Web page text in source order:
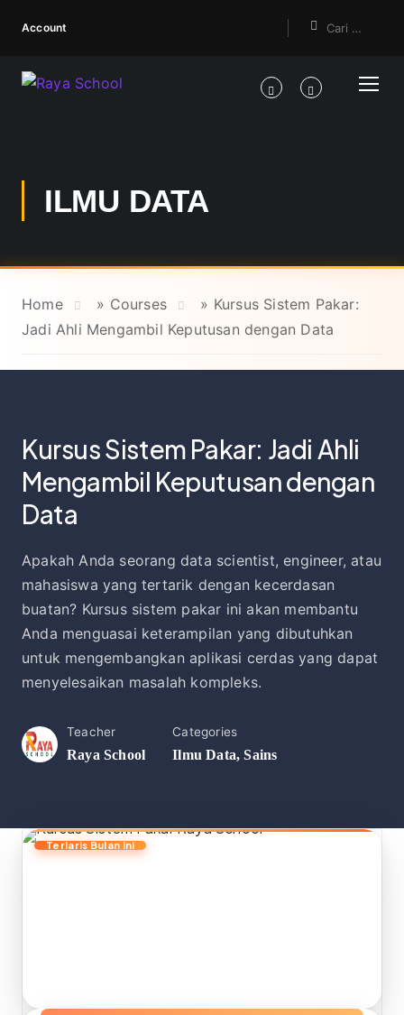
Account
ILMU DATA
Home » Courses » Kursus Sistem Pakar:
Jadi Ahli Mengambil Keputusan dengan Data
Kursus Sistem Pakar: Jadi Ahli
Mengambil Keputusan dengan
Data
Apakah Anda seorang data scientist, engineer, atau
mahasiswa yang tertarik dengan kecerdasan
buatan? Kursus sistem pakar ini akan membantu
Anda menguasai keterampilan yang dibutuhkan
untuk mengembangkan aplikasi cerdas yang dapat
menyelesaikan masalah kompleks.
Teacher
Raya School
Categories
Ilmu Data,Sains